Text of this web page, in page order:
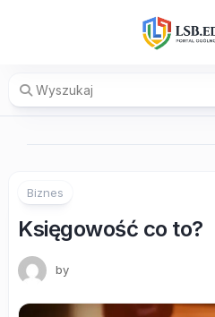
Biznes
Księgowość co to?
by